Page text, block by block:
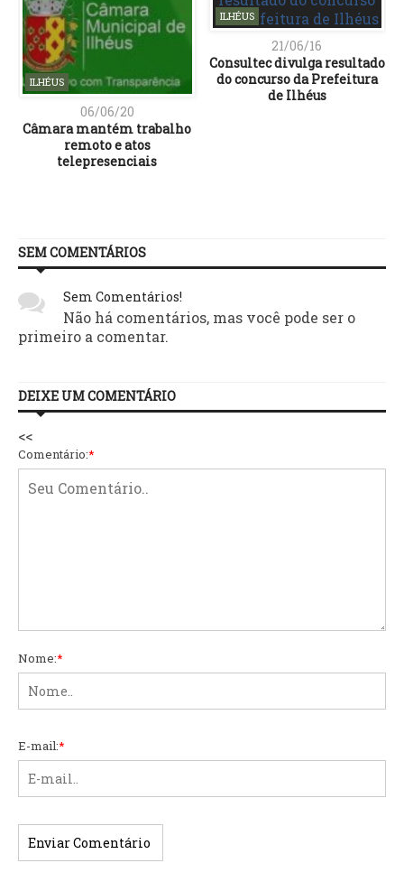
ILHÉUS
06/06/20
Câmara mantém trabalho
remoto e atos
telepresenciais
ILHÉUS
21/06/16
Consultec divulga resultado
do concurso da Prefeitura
de Ilhéus
SEM COMENTÁRIOS
Sem Comentários!
Não há comentários, mas você pode ser o
primeiro a comentar.
DEIXE UM COMENTÁRIO
<<
Comentário:*
Nome:*
E-mail:*